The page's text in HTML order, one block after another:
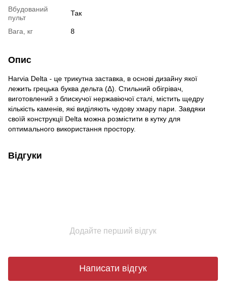
Вбудований
пульт
Так
Вага, кг 8
Опис
Harvia Delta - це трикутна заставка, в основі дизайну якої
лежить грецька буква дельта (Δ). Стильний обігрівач,
виготовлений з блискучої нержавіючої сталі, містить щедру
кількість каменів, які виділяють чудову хмару пари. Завдяки
своїй конструкції Delta можна розмістити в кутку для
оптимального використання простору.
Відгуки
Додайте перший відгук
Написати відгук